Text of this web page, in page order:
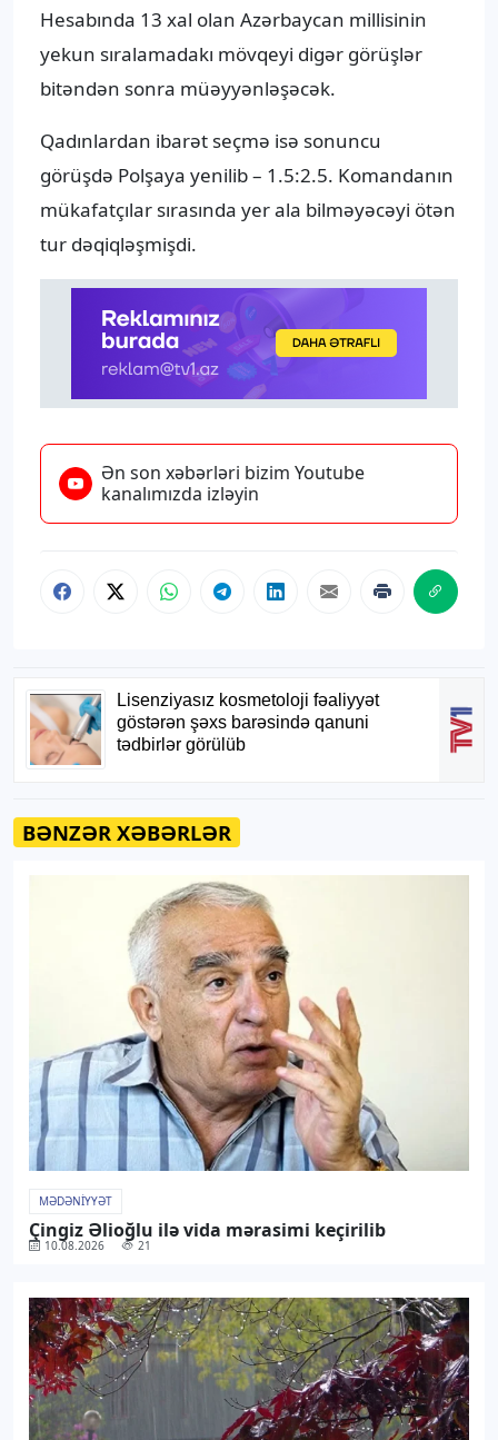
Hesabında 13 xal olan Azərbaycan millisinin
yekun sıralamadakı mövqeyi digər görüşlər
bitəndən sonra müəyyənləşəcək.
Qadınlardan ibarət seçmə isə sonuncu
görüşdə Polşaya yenilib – 1.5:2.5. Komandanın
mükafatçılar sırasında yer ala bilməyəcəyi ötən
tur dəqiqləşmişdi.
Ən son xəbərləri bizim Youtube
kanalımızda izləyin
BƏNZƏR XƏBƏRLƏR
MƏDƏNIYYƏT
Çingiz Əlioğlu ilə vida mərasimi keçirilib
10.08.2026 21